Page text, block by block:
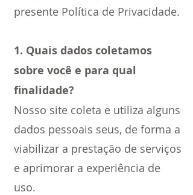
presente Política de Privacidade.
1. Quais dados coletamos
sobre você e para qual
finalidade?
Nosso site coleta e utiliza alguns
dados pessoais seus, de forma a
viabilizar a prestação de serviços
e aprimorar a experiência de
uso.